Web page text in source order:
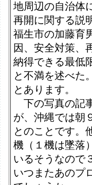
地周辺の自治体
再開に関する説
福生市の加藤育
因、安全対策、
納得できる最低
と不満を述べた
とあります。
下の写真の記
が、沖縄では朝
とのことです。
機（１機は墜落
いるそうなので
いつまたあのプ